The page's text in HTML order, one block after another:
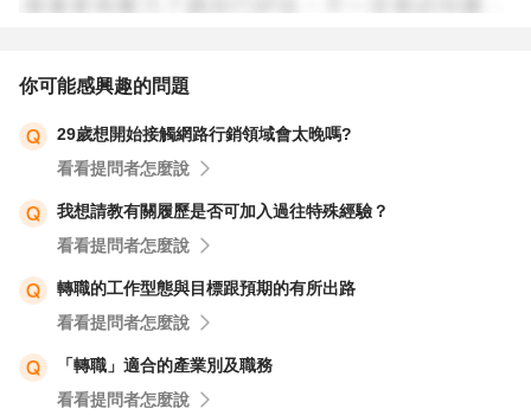
你可能感興趣的問題
29歲想開始接觸網路行銷領域會太晚嗎?
看看提問者怎麼說
我想請教有關履歷是否可加入過往特殊經驗？
看看提問者怎麼說
轉職的工作型態與目標跟預期的有所出路
看看提問者怎麼說
「轉職」適合的產業別及職務
看看提問者怎麼說